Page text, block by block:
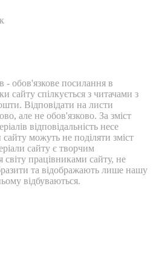
- обов'язкове посилання в
сайту спілкується з читачами з
Відповідати на листи
але не обов'язково. За зміст
відповідальність несе
можуть не поділяти зміст
сайту є творчим
працівниками сайту, не
та відображають лише нашу
відбуваються.